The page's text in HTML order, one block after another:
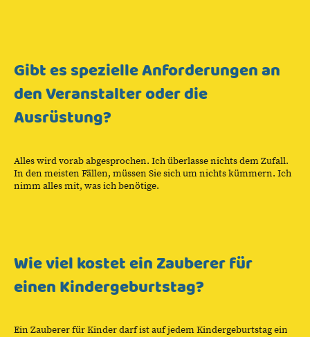
Gibt es spezielle Anforderungen an
den Veranstalter oder die
Ausrüstung?
Alles wird vorab abgesprochen. Ich überlasse nichts dem Zufall.
In den meisten Fällen, müssen Sie sich um nichts kümmern. Ich
nimm alles mit, was ich benötige.
Wie viel kostet ein Zauberer für
einen Kindergeburtstag?
Ein Zauberer für Kinder darf ist auf jedem Kindergeburtstag ein